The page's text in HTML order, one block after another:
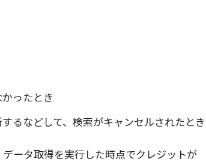
ったとき
るなどして、検索がキャンセルされたとき
ータ取得を実行した時点でクレジットが